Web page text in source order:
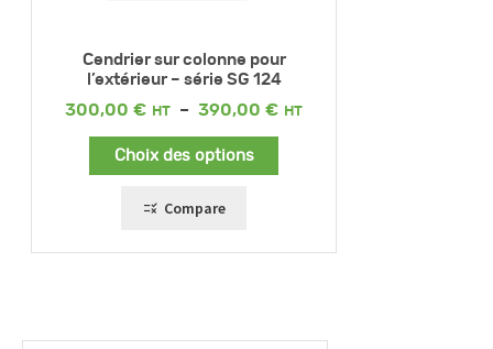
Cendrier sur colonne pour
l’extérieur – série SG 124
300,00 € – 390,00 €
Plage
Choix des options
Compare